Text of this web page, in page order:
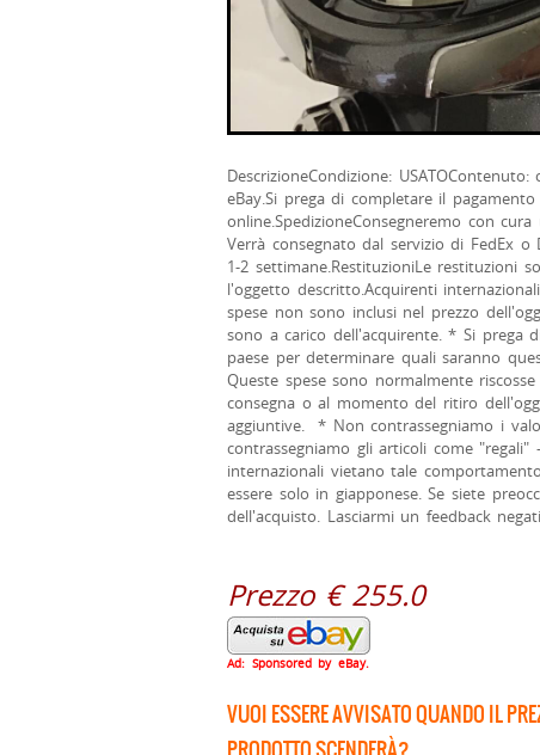
DescrizioneCondizione:
eBay.Si prega di completare il
online.SpedizioneConsegneremo con
Verrà consegnato dal servizio di FedEx o
1-2 settimane.RestituzioniLe restituzioni
l'oggetto descritto.Acquirenti
spese non sono inclusi nel prezzo
sono a carico dell'acquirente. * Si prega
paese per determinare quali saranno
Queste spese sono normalmente
consegna o al momento del ritiro
aggiuntive. * Non contrassegniamo i
contrassegniamo gli articoli come
internazionali vietano tale
essere solo in giapponese. Se siete
dell'acquisto. Lasciarmi un feedback
Prezzo € 255.0
Ad: Sponsored by eBay.
VUOI ESSERE AVVISATO QUANDO IL